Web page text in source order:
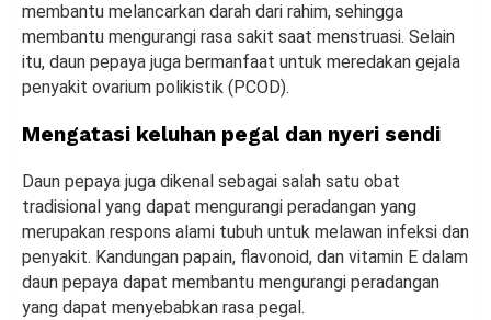
membantu melancarkan darah dari rahim, sehingga
membantu mengurangi rasa sakit saat menstruasi. Selain
itu, daun pepaya juga bermanfaat untuk meredakan gejala
penyakit ovarium polikistik (PCOD).
Mengatasi keluhan pegal dan nyeri sendi
Daun pepaya juga dikenal sebagai salah satu obat
tradisional yang dapat mengurangi peradangan yang
merupakan respons alami tubuh untuk melawan infeksi dan
penyakit. Kandungan papain, flavonoid, dan vitamin E dalam
daun pepaya dapat membantu mengurangi peradangan
yang dapat menyebabkan rasa pegal.